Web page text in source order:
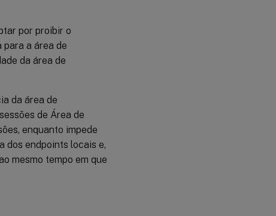
por proibir o
a área de
da área de
da área de
de Área de
enquanto impede
dos endpoints locais e,
mesmo tempo em que